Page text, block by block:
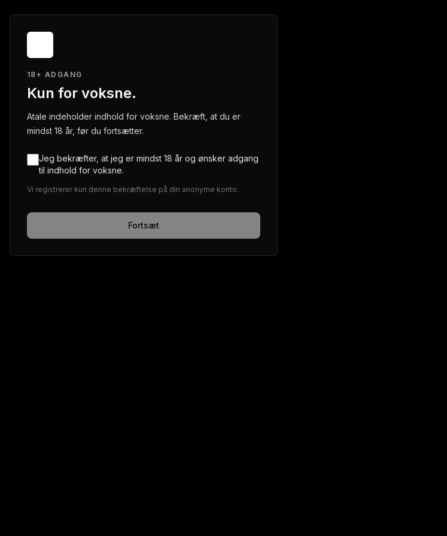
18+ ADGANG
Kun for voksne.
Atale indeholder indhold for voksne. Bekræft, at du er
mindst 18 år, før du fortsætter.
Jeg bekræfter, at jeg er mindst 18 år og ønsker adgang
til indhold for voksne.
Vi registrerer kun denne bekræftelse på din anonyme konto.
Fortsæt